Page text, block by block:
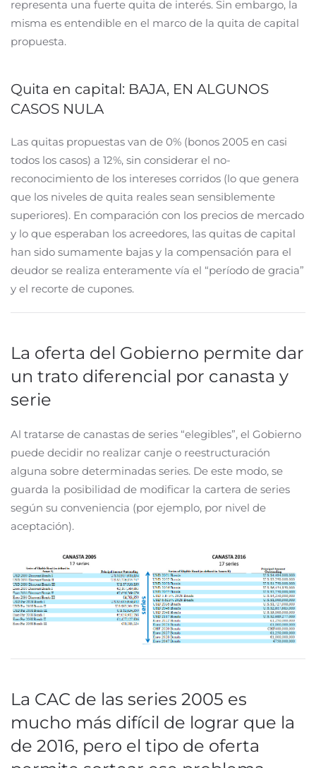
representa una fuerte quita de interés. Sin embargo, la
misma es entendible en el marco de la quita de capital
propuesta.
Quita en capital: BAJA, EN ALGUNOS
CASOS NULA
Las quitas propuestas van de 0% (bonos 2005 en casi
todos los casos) a 12%, sin considerar el no-
reconocimiento de los intereses corridos (lo que genera
que los niveles de quita reales sean sensiblemente
superiores). En comparación con los precios de mercado
y lo que esperaban los acreedores, las quitas de capital
han sido sumamente bajas y la compensación para el
deudor se realiza enteramente vía el “período de gracia”
y el recorte de cupones.
La oferta del Gobierno permite dar
un trato diferencial por canasta y
serie
Al tratarse de canastas de series “elegibles”, el Gobierno
puede decidir no realizar canje o reestructuración
alguna sobre determinadas series. De este modo, se
guarda la posibilidad de modificar la cartera de series
según su conveniencia (por ejemplo, por nivel de
aceptación).
La CAC de las series 2005 es
mucho más difícil de lograr que la
de 2016, pero el tipo de oferta